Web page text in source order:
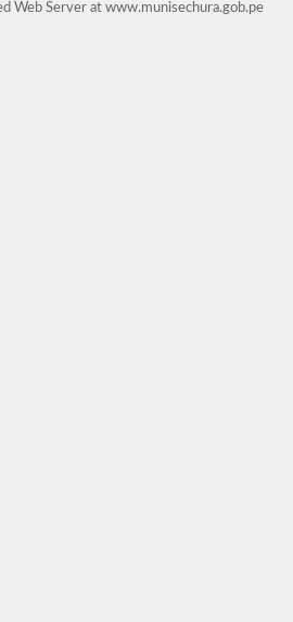
Web Server at www.munisechura.gob.pe